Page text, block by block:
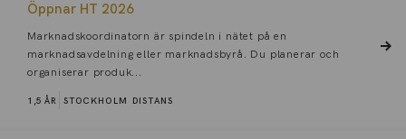
Öppnar HT 2026
Marknadskoordinatorn är spindeln i nätet på en
marknadsavdelning eller marknadsbyrå. Du planerar och
organiserar produk...
1,5 ÅR STOCKHOLM DISTANS